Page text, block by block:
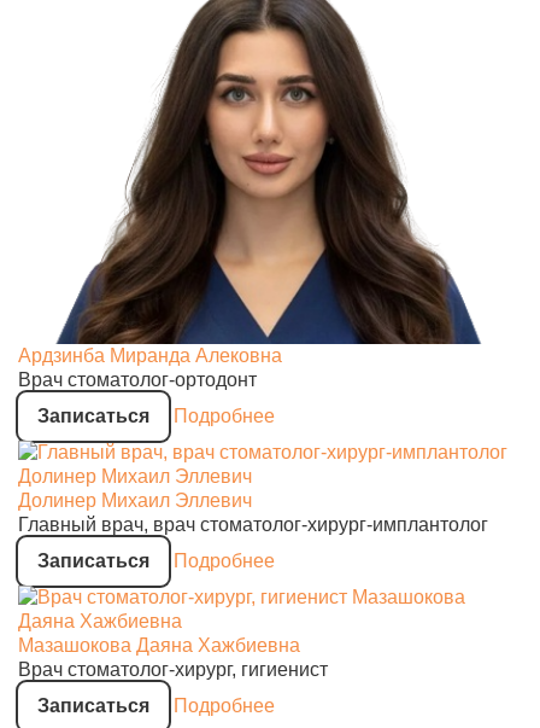
Ардзинба Миранда Алековна
Врач стоматолог-ортодонт
Записаться
Подробнее
Долинер Михаил Эллевич
Главный врач, врач стоматолог-хирург-имплантолог
Записаться
Подробнее
Мазашокова Даяна Хажбиевна
Врач стоматолог-хирург, гигиенист
Записаться
Подробнее